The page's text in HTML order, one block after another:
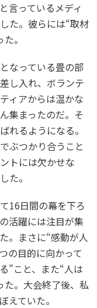
言っているメディ
た。彼らには“取材
。
なっている畳の部
し入れ、ボランテ
ィアからは温かな
集まったのだ。そ
れるようになる。
ぶつかり合うこと
トには欠かせな
た。
16日間の幕を下ろ
活躍には注目が集
。まさに“感動が人
の目的に向かって
”こと、また“人は
た。大会終了後、私
えていた。